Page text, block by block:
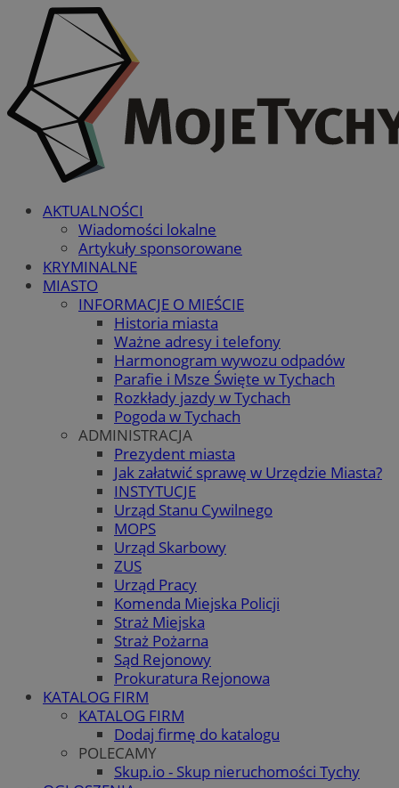
AKTUALNOŚCI
Wiadomości lokalne
Artykuły sponsorowane
KRYMINALNE
MIASTO
INFORMACJE O MIEŚCIE
Historia miasta
Ważne adresy i telefony
Harmonogram wywozu odpadów
Parafie i Msze Święte w Tychach
Rozkłady jazdy w Tychach
Pogoda w Tychach
ADMINISTRACJA
Prezydent miasta
Jak załatwić sprawę w Urzędzie Miasta?
INSTYTUCJE
Urząd Stanu Cywilnego
MOPS
Urząd Skarbowy
ZUS
Urząd Pracy
Komenda Miejska Policji
Straż Miejska
Straż Pożarna
Sąd Rejonowy
Prokuratura Rejonowa
KATALOG FIRM
KATALOG FIRM
Dodaj firmę do katalogu
POLECAMY
Skup.io - Skup nieruchomości Tychy